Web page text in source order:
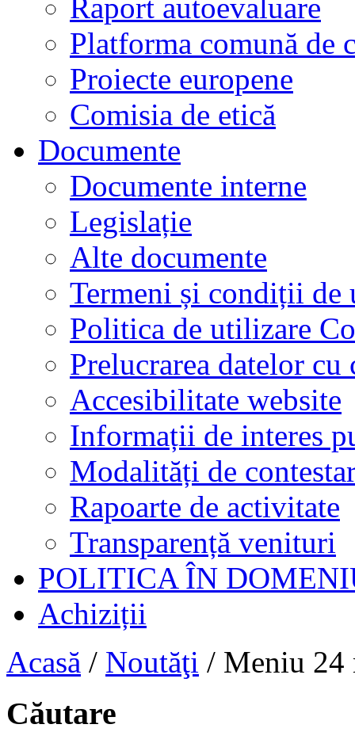
Raport autoevaluare
Platforma comună de
Proiecte europene
Comisia de etică
Documente
Documente interne
Legislație
Alte documente
Termeni și condiții de
Politica de utilizare
Prelucrarea datelor cu
Accesibilitate website
Informații de interes
Modalități de
Rapoarte de activitate
Transparență venituri
POLITICA ÎN
Achiziții
Acasă / Noutăţi / Meniu 24
Căutare